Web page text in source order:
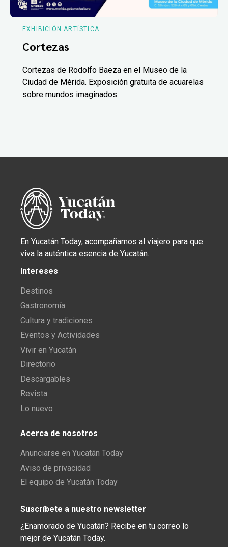
EXHIBICIÓN ARTÍSTICA
Cortezas
Cortezas de Rodolfo Baeza en el Museo de la
Ciudad de Mérida. Exposición gratuita de acuarelas
sobre mundos imaginados.
En Yucatán Today, acompañamos al viajero para que
viva la auténtica esencia de Yucatán.
Intereses
Destinos
Gastronomía
Cultura y tradiciones
Eventos y Actividades
Vivir en Yucatán
Directorio
Descargables
Revista
Lo nuevo
Acerca de nosotros
Anunciarse en Yucatán Today
Aviso de privacidad
El equipo de Yucatán Today
Suscríbete a nuestro newsletter
¿Enamorado de Yucatán? Recibe en tu correo lo
mejor de Yucatán Today.